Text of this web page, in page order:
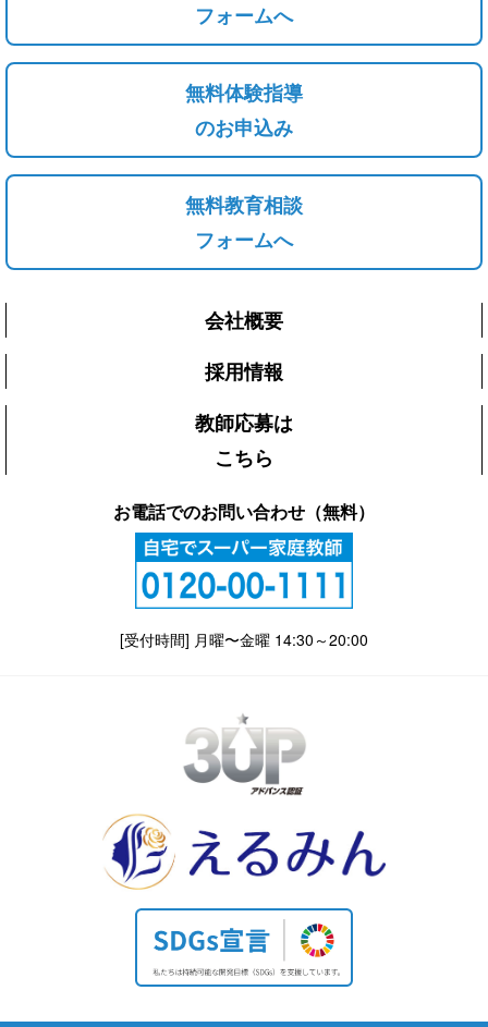
フォームへ
無料体験指導
のお申込み
無料教育相談
フォームへ
会社概要
採用情報
教師応募は
こちら
お電話でのお問い合わせ（無料）
[受付時間] 月曜〜金曜 14:30～20:00